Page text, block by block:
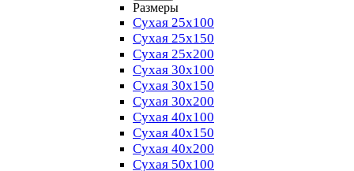
Размеры
Сухая 25х100
Сухая 25х150
Сухая 25х200
Сухая 30х100
Сухая 30х150
Сухая 30х200
Сухая 40х100
Сухая 40х150
Сухая 40х200
Сухая 50х100